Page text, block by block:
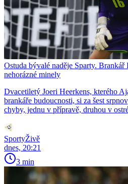
Ostuda bývalé naděje Sparty. Brankář
nehorázné minely
Dvacetiletý Joeri Heerkens, kterého
brankáře budoucnosti, si za šest
chyby, jednu v přípravě, druhou v
SportyŽivě
dnes, 20:21
3 min